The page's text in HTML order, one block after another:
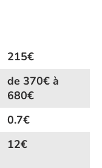
215€
de 370€ à
680€
0.7€
12€